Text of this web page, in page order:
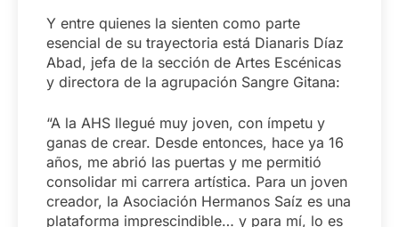
Y entre quienes la sienten como parte
esencial de su trayectoria está Dianaris Díaz
Abad, jefa de la sección de Artes Escénicas
y directora de la agrupación Sangre Gitana:
“A la AHS llegué muy joven, con ímpetu y
ganas de crear. Desde entonces, hace ya 16
años, me abrió las puertas y me permitió
consolidar mi carrera artística. Para un joven
creador, la Asociación Hermanos Saíz es una
plataforma imprescindible… y para mí, lo es